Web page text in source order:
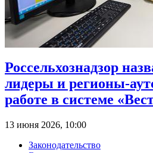
Россельхознадзор
лидеры и регионы-
работе в системе
13 июня 2026, 10:00
Законодательство